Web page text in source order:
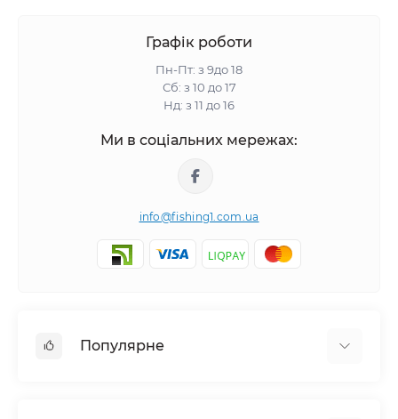
Графік роботи
Пн-Пт: з 9до 18
Сб: з 10 до 17
Нд: з 11 до 16
Ми в соціальних мережах:
info@fishing1.com.ua
Популярне